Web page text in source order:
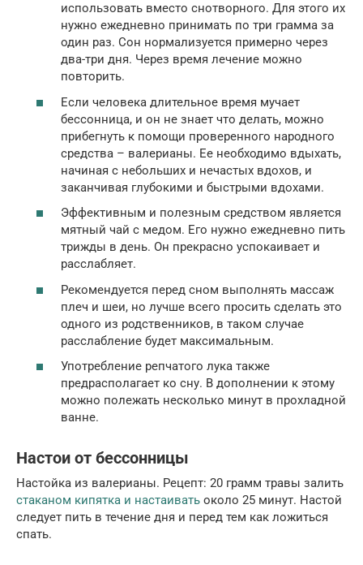
использовать вместо снотворного. Для этого их
нужно ежедневно принимать по три грамма за
один раз. Сон нормализуется примерно через
два-три дня. Через время лечение можно
повторить.
Если человека длительное время мучает
бессонница, и он не знает что делать, можно
прибегнуть к помощи проверенного народного
средства – валерианы. Ее необходимо вдыхать,
начиная с небольших и нечастых вдохов, и
заканчивая глубокими и быстрыми вдохами.
Эффективным и полезным средством является
мятный чай с медом. Его нужно ежедневно пить
трижды в день. Он прекрасно успокаивает и
расслабляет.
Рекомендуется перед сном выполнять массаж
плеч и шеи, но лучше всего просить сделать это
одного из родственников, в таком случае
расслабление будет максимальным.
Употребление репчатого лука также
предрасполагает ко сну. В дополнении к этому
можно полежать несколько минут в прохладной
ванне.
Настои от бессонницы
Настойка из валерианы. Рецепт: 20 грамм травы залить
стаканом кипятка и настаивать около 25 минут. Настой
следует пить в течение дня и перед тем как ложиться
спать.